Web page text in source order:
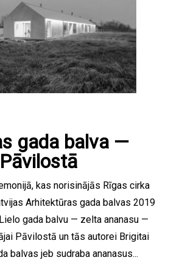
gada balva —
kas norisinājās Rīgas cirka
Arhitektūras gada balvas 2019
gada balvu — zelta ananasu —
Pāvilostā un tās autorei Brigitai
balvas jeb sudraba ananasus...